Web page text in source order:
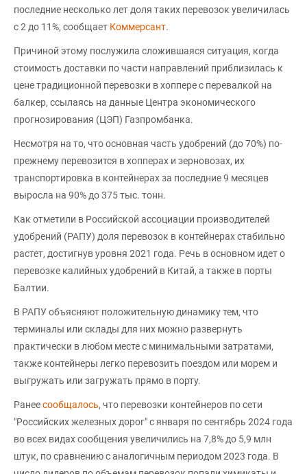
последние несколько лет доля таких перевозок увеличилась
с 2 до 11%, сообщает Коммерсант.
Причиной этому послужила сложившаяся ситуация, когда
стоимость доставки по части направлений приблизилась к
цене традиционной перевозки в хоппере с перевалкой на
балкер, ссылаясь на данные Центра экономического
прогнозирования (ЦЭП) Газпромбанка.
Несмотря на то, что основная часть удобрений (до 70%) по-
прежнему перевозится в хопперах и зерновозах, их
транспортировка в контейнерах за последние 9 месяцев
выросла на 90% до 375 тыс. тонн.
Как отметили в Российской ассоциации производителей
удобрений (РАПУ) доля перевозок в контейнерах стабильно
растет, достигнув уровня 2021 года. Речь в основном идет о
перевозке калийных удобрений в Китай, а также в порты
Балтии.
В РАПУ объясняют положительную динамику тем, что
терминалы или склады для них можно развернуть
практически в любом месте с минимальными затратами,
также контейнеры легко перевозить поездом или морем и
выгружать или загружать прямо в порту.
Ранеесообщалось, что перевозки контейнеров по сети
"Российских железных дорог" с января по сентябрь 2024 года
во всех видах сообщения увеличились на 7,8% до 5,9 млн
штук, по сравнению с аналогичным периодом 2023 года. В